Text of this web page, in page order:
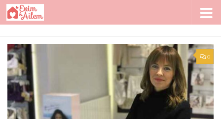
Skip to content
0